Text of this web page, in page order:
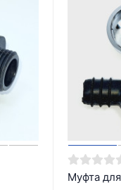
Муфта